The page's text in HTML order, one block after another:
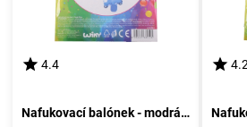
4.4
Nafukovací balónek - modrá sedmička
4.2